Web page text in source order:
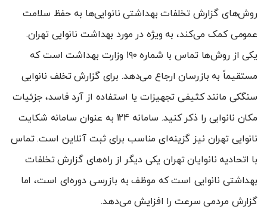
روش‌های گزارش تخلفات بهداشتی نانوایی‌ها به حفظ سلامت
عمومی کمک می‌کند، به ویژه در مورد بهداشت نانوایی تهران.
یکی از روش‌ها تماس با شماره ۱۹۰ وزارت بهداشت است که
مستقیماً به بازرسان ارجاع می‌دهد. برای گزارش تخلف نانوایی
سنگکی مانند کثیفی تجهیزات یا استفاده از آرد فاسد، جزئیات
مکان نانوایی را ذکر کنید. سامانه 124 به عنوان سامانه شکایت
نانوایی تهران نیز گزینه‌ای مناسب برای ثبت آنلاین است. تماس
با اتحادیه نانوایان تهران یکی دیگر از راه‌های گزارش تخلفات
بهداشتی نانوایی است که موظف به بازرسی دوره‌ای است، اما
گزارش مردمی سرعت را افزایش می‌دهد.